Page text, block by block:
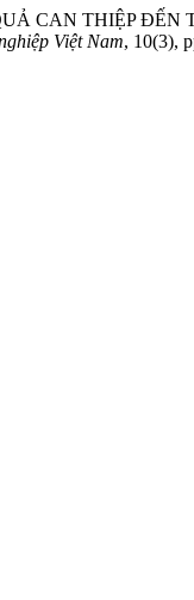
CAN THIỆP
Việt Nam, 10(3),